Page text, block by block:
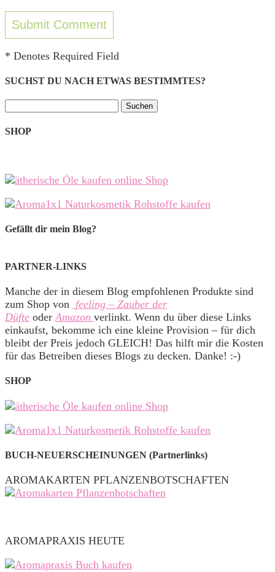
* Denotes Required Field
SUCHST DU NACH ETWAS BESTIMMTES?
nach:
SHOP
Gefällt dir mein Blog?
PARTNER-LINKS
Manche der in diesem Blog empfohlenen Produkte sind
zum Shop von feeling – Zauber der
Düfte oderAmazon verlinkt. Wenn du über diese Links
einkaufst, bekomme ich eine kleine Provision – für dich
bleibt der Preis jedoch GLEICH! Das hilft mir die Kosten
für das Betreiben dieses Blogs zu decken. Danke! :-)
SHOP
BUCH-NEUERSCHEINUNGEN (Partnerlinks)
AROMAKARTEN PFLANZENBOTSCHAFTEN
AROMAPRAXIS HEUTE